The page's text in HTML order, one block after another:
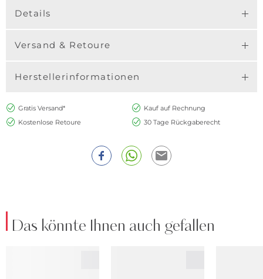
Details
Versand & Retoure
Herstellerinformationen
Gratis Versand*
Kauf auf Rechnung
Kostenlose Retoure
30 Tage Rückgaberecht
Das könnte Ihnen auch gefallen